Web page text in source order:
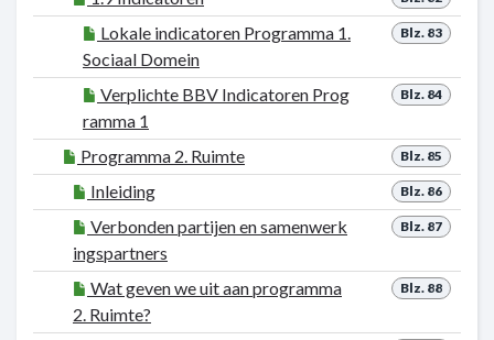
Blz. 83
Lokale indicatoren Programma 1.
Sociaal Domein
Blz. 84
Verplichte BBV Indicatoren Prog
ramma 1
Blz. 85
Programma 2. Ruimte
Blz. 86
Inleiding
Blz. 87
Verbonden partijen en samenwerk
ingspartners
Blz. 88
Wat geven we uit aan programma
2. Ruimte?